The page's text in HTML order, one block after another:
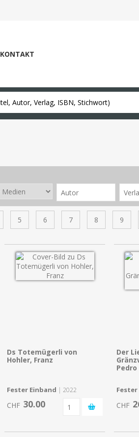
KONTAKT
5 6 7 8 9
Ds Totemügerli von
Hohler, Franz
Fester Einband | 2022
CHF 30.00
Der
Pedro
CHF